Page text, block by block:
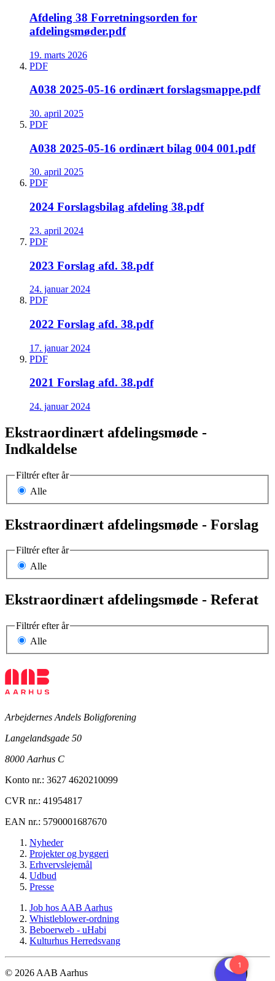
Afdeling 38 Forretningsorden for
afdelingsmøder.pdf
19. marts 2026
PDF
A038 2025-05-16 ordinært forslagsmappe.pdf
30. april 2025
PDF
A038 2025-05-16 ordinært bilag 004 001.pdf
30. april 2025
PDF
2024 Forslagsbilag afdeling 38.pdf
23. april 2024
PDF
2023 Forslag afd. 38.pdf
24. januar 2024
PDF
2022 Forslag afd. 38.pdf
17. januar 2024
PDF
2021 Forslag afd. 38.pdf
24. januar 2024
Ekstraordinært afdelingsmøde -
Indkaldelse
Filtrér efter år
Alle
Ekstraordinært afdelingsmøde - Forslag
Filtrér efter år
Alle
Ekstraordinært afdelingsmøde - Referat
Filtrér efter år
Alle
Arbejdernes Andels Boligforening
Langelandsgade 50
8000 Aarhus C
Konto nr.: 3627 4620210099
CVR nr.: 41954817
EAN nr.: 5790001687670
Nyheder
Projekter og byggeri
Erhvervslejemål
Udbud
Presse
Job hos AAB Aarhus
Whistleblower-ordning
Beboerweb - uHabi
Kulturhus Herredsvang
© 2026 AAB Aarhus